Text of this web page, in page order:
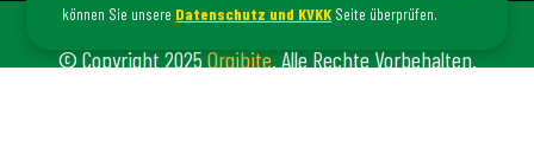
© Copyright 2025Orgibite. Alle Rechte Vorbehalten.
können Sie unsere Datenschutz und KVKK Seite überprüfen.